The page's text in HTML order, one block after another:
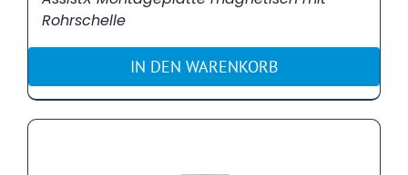
Rohrschelle
IN DEN WARENKORB